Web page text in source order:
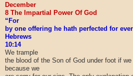
December
8 The Impartial Power Of God
“For
by one offering he hath perfected for
Hebrews
10:14
We trample
the blood of the Son of God under foot if
because we